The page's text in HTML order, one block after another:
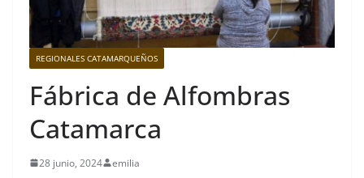
REGIONALES CATAMARQUEÑOS
Fábrica de Alfombras
Catamarca
28 junio, 2024 emilia